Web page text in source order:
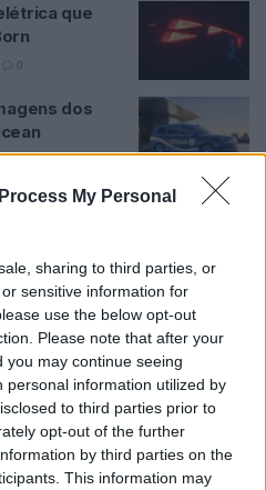
My Personal
sharing to third parties, or
sensitive information for
use the below opt-out
Please note that after your
may continue seeing
personal information utilized by
to third parties prior to
opt-out of the further
by third parties on the
This information may
que
0
dos
0
Seltos antes
do novo